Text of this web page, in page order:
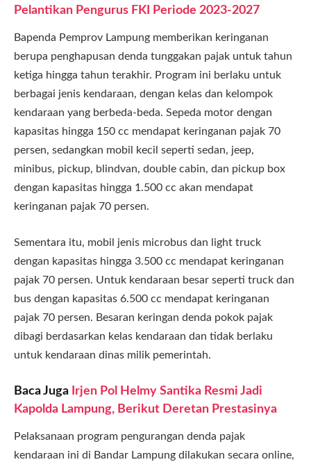
Pelantikan Pengurus FKI Periode 2023-2027
Bapenda Pemprov Lampung memberikan keringanan
berupa penghapusan denda tunggakan pajak untuk tahun
ketiga hingga tahun terakhir. Program ini berlaku untuk
berbagai jenis kendaraan, dengan kelas dan kelompok
kendaraan yang berbeda-beda. Sepeda motor dengan
kapasitas hingga 150 cc mendapat keringanan pajak 70
persen, sedangkan mobil kecil seperti sedan, jeep,
minibus, pickup, blindvan, double cabin, dan pickup box
dengan kapasitas hingga 1.500 cc akan mendapat
keringanan pajak 70 persen.
Sementara itu, mobil jenis microbus dan light truck
dengan kapasitas hingga 3.500 cc mendapat keringanan
pajak 70 persen. Untuk kendaraan besar seperti truck dan
bus dengan kapasitas 6.500 cc mendapat keringanan
pajak 70 persen. Besaran keringan denda pokok pajak
dibagi berdasarkan kelas kendaraan dan tidak berlaku
untuk kendaraan dinas milik pemerintah.
Baca Juga Irjen Pol Helmy Santika Resmi Jadi
Kapolda Lampung, Berikut Deretan Prestasinya
Pelaksanaan program pengurangan denda pajak
kendaraan ini di Bandar Lampung dilakukan secara online,